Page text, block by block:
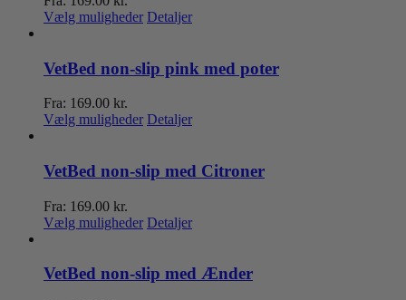
kan
vælges
varesiden
Vælg muligheder Dette
flere
varianter.
kan
vælges
varesiden
Detaljer
VetBed non-slip pink med poter
Fra: 169.00 kr.
Vælg muligheder Dette
flere
varianter.
kan
vælges
varesiden
Detaljer
VetBed non-slip med Citroner
Fra: 169.00 kr.
Vælg muligheder Dette
flere
varianter.
Detaljer
VetBed non-slip med Ænder